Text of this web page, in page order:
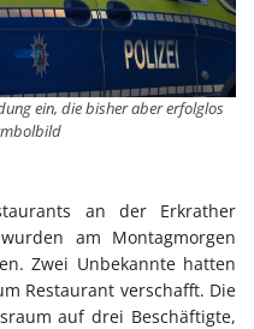
ein, die bisher aber erfolglos
an der Erkrather
am Montagmorgen
Zwei Unbekannte hatten
Restaurant verschafft. Die
auf drei Beschäftigte,